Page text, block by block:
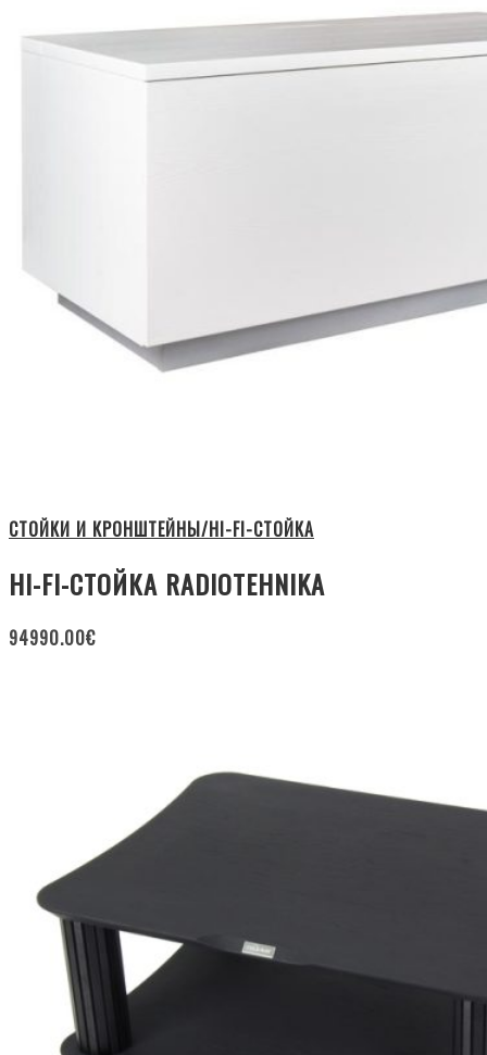
СТОЙКИ И КРОНШТЕЙНЫ/HI-FI-СТОЙКА
HI-FI-СТОЙКА RADIOTEHNIKA
94990.00€